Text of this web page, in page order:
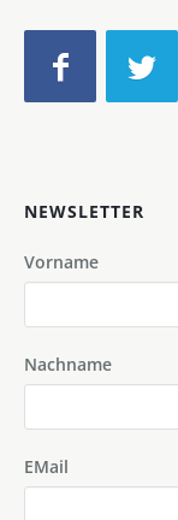
NEWSLETTER
Vorname
Nachname
EMail